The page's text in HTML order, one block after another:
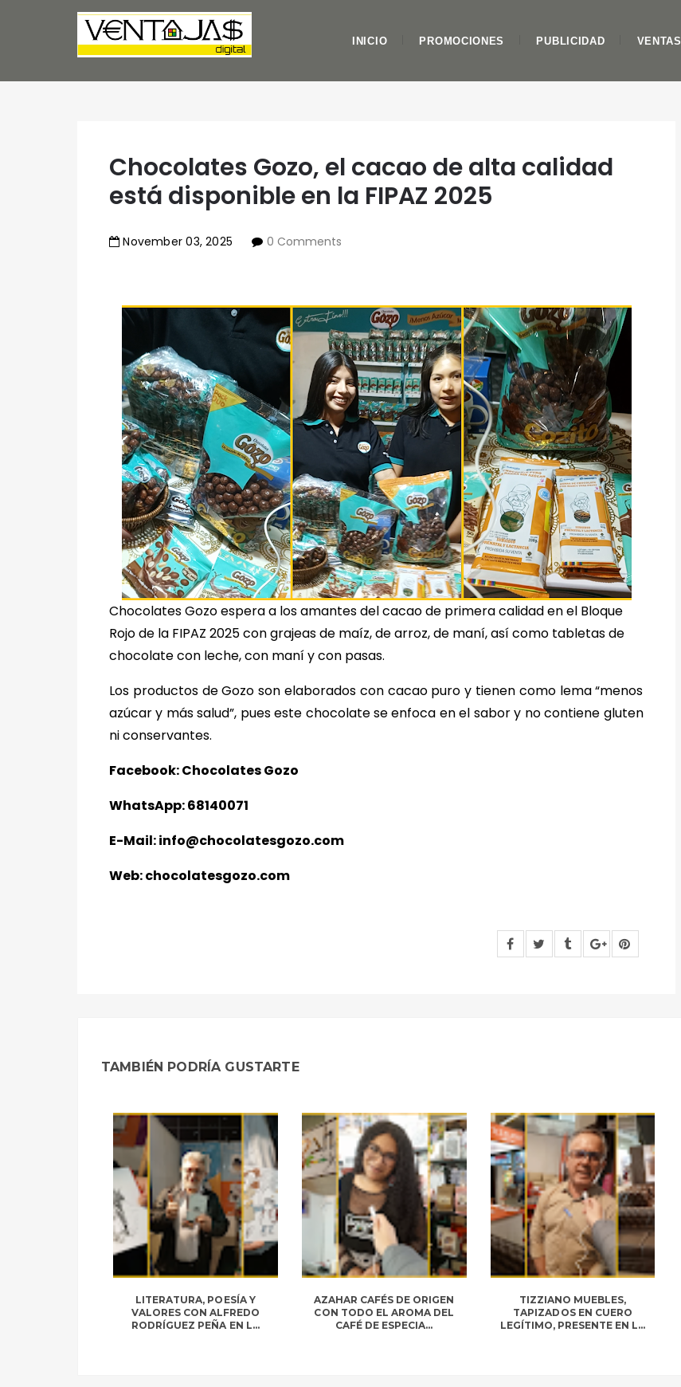
INICIO PROMOCIONES PUBLICIDAD VENTAS
Chocolates Gozo, el cacao de alta calidad
está disponible en la FIPAZ 2025
November 03,2025 0 Comments
Chocolates Gozo espera a los amantes del cacao de primera calidad en el Bloque
Rojo de la FIPAZ 2025 con grajeas de maíz, de arroz, de maní, así como tabletas de
chocolate con leche, con maní y con pasas.
Los productos de Gozo son elaborados con cacao puro y tienen como lema “menos
azúcar y más salud”, pues este chocolate se enfoca en el sabor y no contiene gluten
ni conservantes.
Facebook: Chocolates Gozo
WhatsApp: 68140071
E-Mail: info@chocolatesgozo.com
Web: chocolatesgozo.com
TAMBIÉN PODRÍA GUSTARTE
LITERATURA, POESÍA Y
VALORES CON ALFREDO
RODRÍGUEZ PEÑA EN L...
AZAHAR CAFÉS DE ORIGEN
CON TODO EL AROMA DEL
CAFÉ DE ESPECIA...
TIZZIANO MUEBLES,
TAPIZADOS EN CUERO
LEGÍTIMO, PRESENTE EN L...